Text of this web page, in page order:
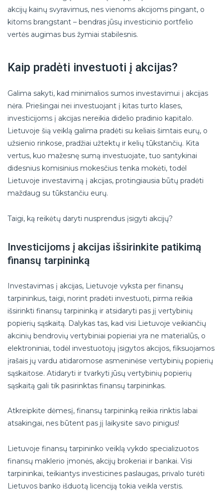
akcijų kainų svyravimus, nes vienoms akcijoms pingant, o
kitoms brangstant – bendras jūsų investicinio portfelio
vertės augimas bus žymiai stabilesnis.
Kaip pradėti investuoti į akcijas?
Galima sakyti, kad minimalios sumos investavimui į akcijas
nėra. Priešingai nei investuojant į kitas turto klases,
investicijoms į akcijas nereikia didelio pradinio kapitalo.
Lietuvoje šią veiklą galima pradėti su keliais šimtais eurų, o
užsienio rinkose, pradžiai užtektų ir kelių tūkstančių. Kita
vertus, kuo mažesnę sumą investuojate, tuo santykinai
didesnius komisinius mokesčius tenka mokėti, todėl
Lietuvoje investavimą į akcijas, protingiausia būtų pradėti
maždaug su tūkstančiu eurų.
Taigi, ką reikėtų daryti nusprendus įsigyti akcijų?
Investicijoms į akcijas išsirinkite patikimą
finansų tarpininką
Investavimas į akcijas, Lietuvoje vyksta per finansų
tarpininkus, taigi, norint pradėti investuoti, pirma reikia
išsirinkti finansų tarpininką ir atsidaryti pas jį vertybinių
popierių sąskaitą. Dalykas tas, kad visi Lietuvoje veikiančių
akcinių bendrovių vertybiniai popieriai yra ne materialūs, o
elektroniniai, todėl investuotojų įsigytos akcijos, fiksuojamos
įrašais jų vardu atidaromose asmeninėse vertybinių popierių
sąskaitose. Atidaryti ir tvarkyti jūsų vertybinių popierių
sąskaitą gali tik pasirinktas finansų tarpininkas.
Atkreipkite dėmesį, finansų tarpininką reikia rinktis labai
atsakingai, nes būtent pas jį laikysite savo pinigus!
Lietuvoje finansų tarpininko veiklą vykdo specializuotos
finansų maklerio įmonės, akcijų brokeriai ir bankai. Visi
tarpininkai, teikiantys investicines paslaugas, privalo turėti
Lietuvos banko išduotą licenciją tokia veikla verstis.